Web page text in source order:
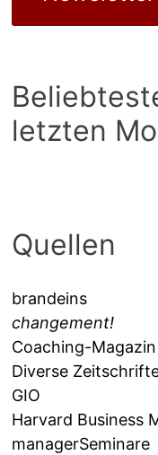
letzten
Quellen
brandeins
changement!
Coaching-Magazin
Diverse
GIO
Harvard Business
managerSeminare